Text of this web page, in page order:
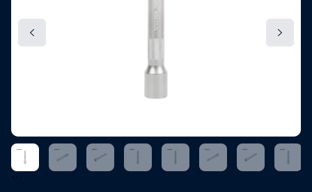
‹›